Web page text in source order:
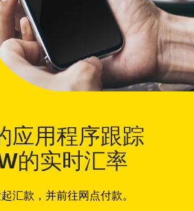
应用程序跟踪
的实时汇率
汇款，并前往网点付款。